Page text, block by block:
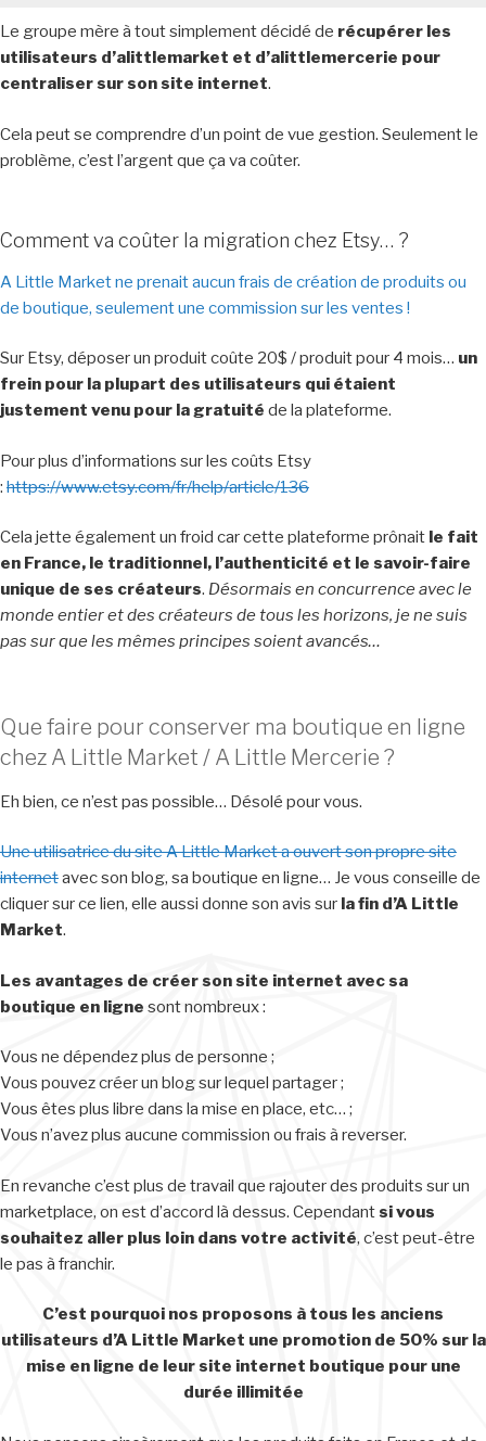
Le groupe mère à tout simplement décidé de récupérer les
utilisateurs d’alittlemarket et d’alittlemercerie pour
centraliser sur son site internet.
Cela peut se comprendre d’un point de vue gestion. Seulement le
problème, c’est l’argent que ça va coûter.
Comment va coûter la migration chez Etsy… ?
A Little Market ne prenait aucun frais de création de produits ou
de boutique, seulement une commission sur les ventes !
Sur Etsy, déposer un produit coûte 20$ / produit pour 4 mois… un
frein pour la plupart des utilisateurs qui étaient
justement venu pour la gratuité de la plateforme.
Pour plus d’informations sur les coûts Etsy
: https://www.etsy.com/fr/help/article/136
Cela jette également un froid car cette plateforme prônait le fait
en France, le traditionnel, l’authenticité et le savoir-faire
unique de ses créateurs. Désormais en concurrence avec le
monde entier et des créateurs de tous les horizons, je ne suis
pas sur que les mêmes principes soient avancés…
Que faire pour conserver ma boutique en ligne
chez A Little Market / A Little Mercerie ?
Eh bien, ce n’est pas possible… Désolé pour vous.
Une utilisatrice du site A Little Market a ouvert son propre site
internetavec son blog, sa boutique en ligne… Je vous conseille de
cliquer sur ce lien, elle aussi donne son avis sur la fin d’A Little
Market.
Les avantages de créer son site internet avec sa
boutique en ligne sont nombreux :
Vous ne dépendez plus de personne ;
Vous pouvez créer un blog sur lequel partager ;
Vous êtes plus libre dans la mise en place, etc… ;
Vous n’avez plus aucune commission ou frais à reverser.
En revanche c’est plus de travail que rajouter des produits sur un
marketplace, on est d’accord là dessus. Cependantsi vous
souhaitez aller plus loin dans votre activité, c’est peut-être
le pas à franchir.
C’est pourquoi nos proposons à tous les anciens
utilisateurs d’A Little Market une promotion de 50% sur la
mise en ligne de leur site internet boutique pour une
durée illimitée